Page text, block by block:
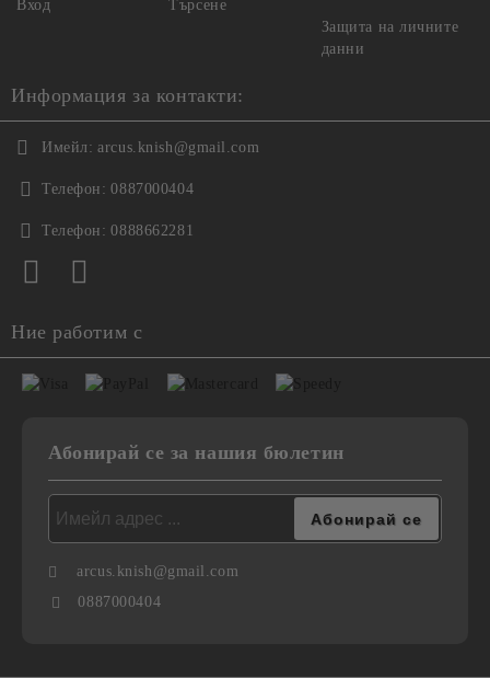
Вход Търсене
Защита на личните
данни
Информация за контакти:
Имейл: arcus.knish@gmail.com
Телефон: 0887000404
Телефон: 0888662281
Ние работим с
Абонирай се за нашия бюлетин
arcus.knish@gmail.com
0887000404